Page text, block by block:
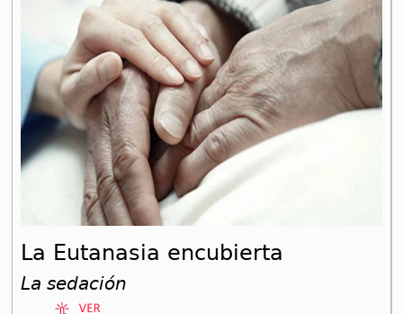
La Eutanasia encubierta
La sedación